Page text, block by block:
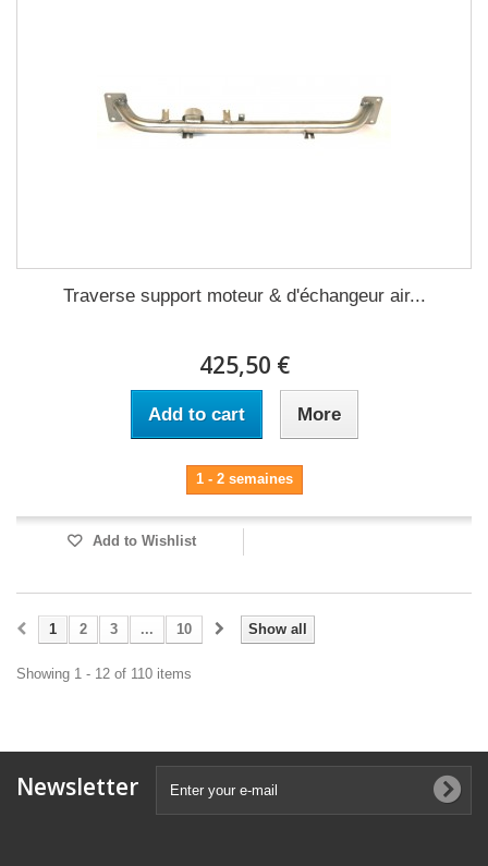
Traverse support moteur & d'échangeur air...
425,50 €
Add to cart More
1 - 2 semaines
Add to Wishlist
Show all
1 2 3 ... 10
Showing 1 - 12 of 110 items
Newsletter